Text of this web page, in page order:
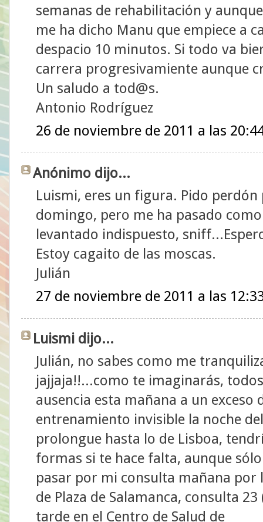
semanas de rehabilitación y
me ha dicho Manu que empiece a
despacio 10 minutos. Si todo va
carrera progresivamiente aunque
Un saludo a tod@s.
Antonio Rodríguez
26 de noviembre de 2011 a las
Anónimo dijo...
Luismi, eres un figura. Pido
domingo, pero me ha pasado
levantado indispuesto,
Estoy cagaito de las moscas.
Julián
27 de noviembre de 2011 a las
Luismi dijo...
Julián, no sabes como me
jajjaja!!...como te imaginarás,
ausencia esta mañana a un
entrenamiento invisible la noche
prolongue hasta lo de Lisboa,
formas si te hace falta, aunque
pasar por mi consulta mañana por
de Plaza de Salamanca, consulta
tarde en el Centro de Salud de